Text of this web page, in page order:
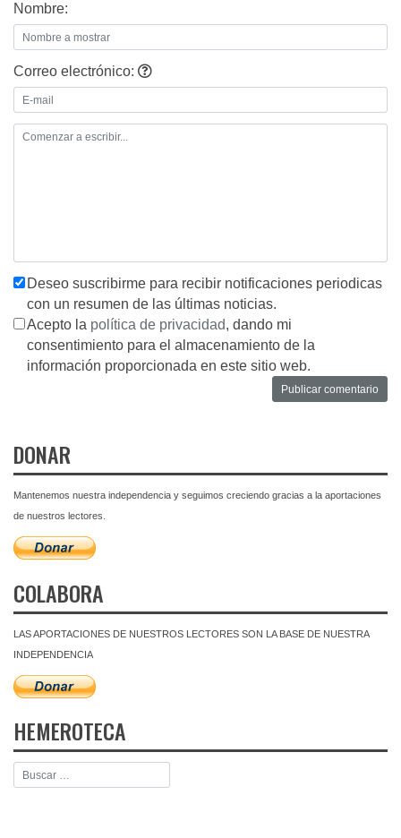
Nombre:
Correo electrónico:
Deseo suscribirme para recibir notificaciones periodicas
con un resumen de las últimas noticias.
Acepto la política de privacidad, dando mi
consentimiento para el almacenamiento de la
información proporcionada en este sitio web.
DONAR
Mantenemos nuestra independencia y seguimos creciendo gracias a la aportaciones
de nuestros lectores.
COLABORA
LAS APORTACIONES DE NUESTROS LECTORES SON LA BASE DE NUESTRA
INDEPENDENCIA
HEMEROTECA